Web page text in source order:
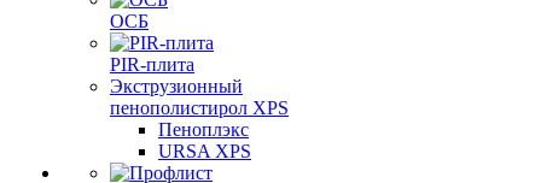
ОСБ
PIR-плита
Экструзионный
пенополистирол XPS
Пеноплэкс
URSA XPS